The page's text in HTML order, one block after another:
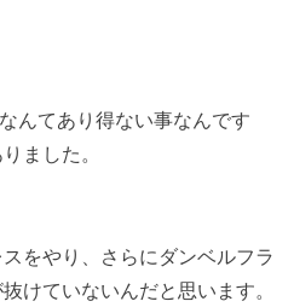
んてあり得ない事なんです
ました。
をやり、さらにダンベルフラ
けていないんだと思います。